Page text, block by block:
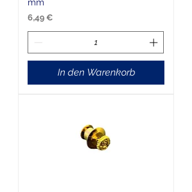
mm
Preis
6,49 €
In den Warenkorb